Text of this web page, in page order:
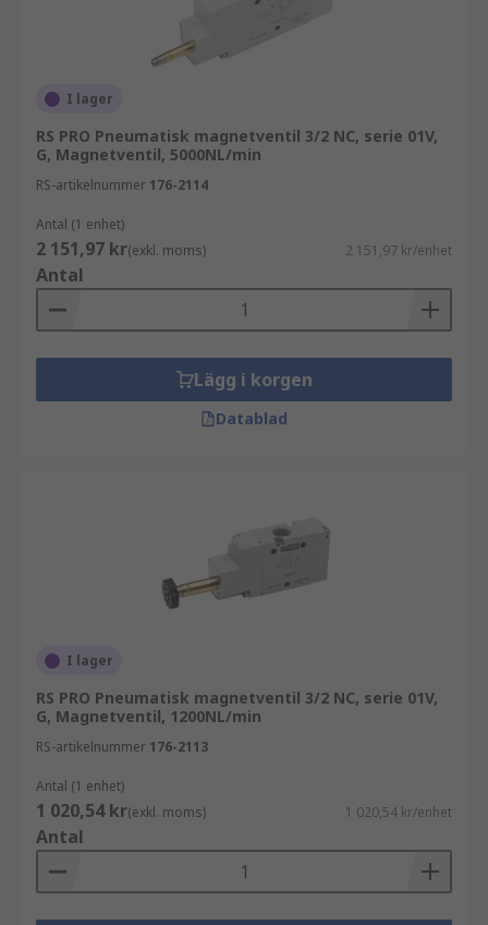
I lager
RS PRO Pneumatisk magnetventil 3/2 NC, serie 01V,
G, Magnetventil, 5000NL/min
RS-artikelnummer 176-2114
Antal (1 enhet)
2 151,97 kr(exkl. moms) 2 151,97 kr/enhet
Antal
Lägg i korgen
Datablad
I lager
RS PRO Pneumatisk magnetventil 3/2 NC, serie 01V,
G, Magnetventil, 1200NL/min
RS-artikelnummer 176-2113
Antal (1 enhet)
1 020,54 kr(exkl. moms) 1 020,54 kr/enhet
Antal